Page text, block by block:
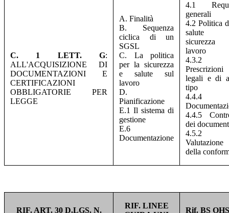
C. 1 LETT. G:
ALL'ACQUISIZIONE DI
DOCUMENTAZIONI E
CERTIFICAZIONI
OBBLIGATORIE PER
LEGGE
A. Finalità
B. Sequenza
ciclica di un
SGSL
C. La politica
per la sicurezza
e salute sul
lavoro
D.
Pianificazione
E.1 Il sistema di
gestione
E.6
Documentazione
4.1
generali
4.2 Politica
salute
sicurezza
lavoro
4.3.2
Prescrizioni
legali e di
tipo
4.4.4
4.4.5
dei
4.5.2
Valutazione
della
RIF. ART. 30 D.LGS. N.
RIF. LINEE
Rif. BS